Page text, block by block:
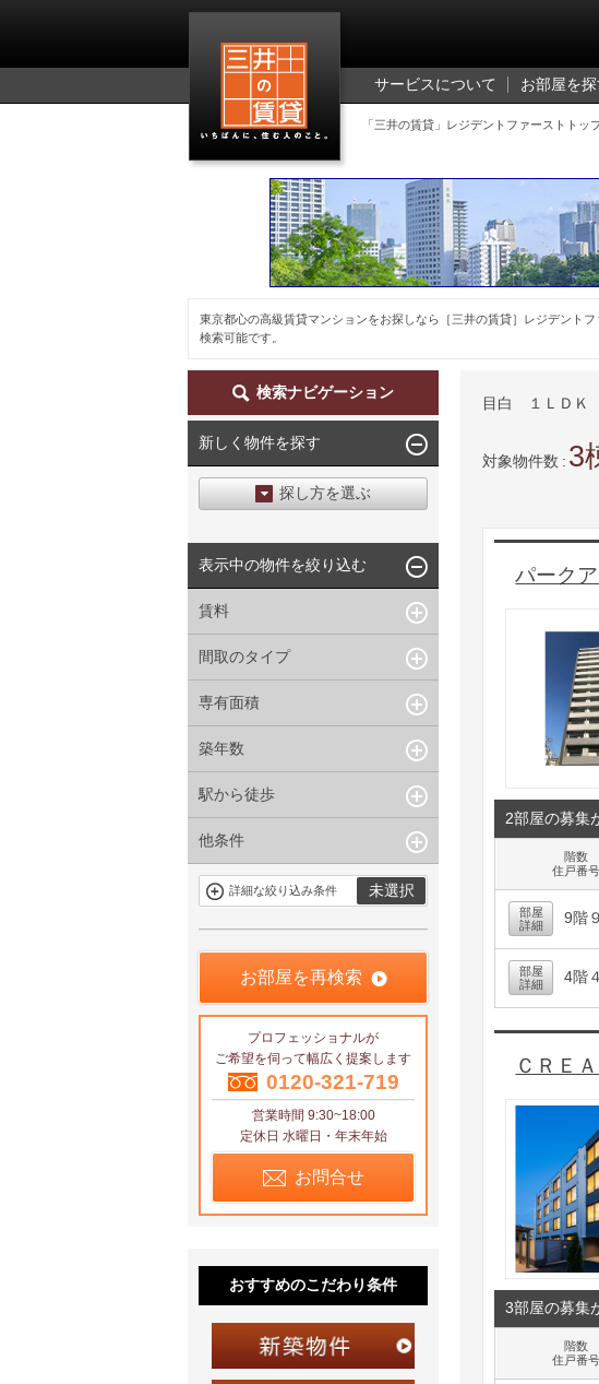
サービスについて お部屋を探
「三井の賃貸」レジデントファーストトッ
東京都心の高級賃貸マンションをお探しなら［三井の賃貸］レジデン
検索可能です。
目白 １ＬＤＫ
対象物件数 3
パーク
2部屋の募集
階数
住戸番号
部屋
詳細
9階
部屋
詳細
4階
ＣＲＥ
3部屋の募集
階数
住戸番号
検索ナビゲーション
新しく物件を探す
探し方を選ぶ
区から探す
地図から探す
沿線から探す
表示中の物件を絞り込む
賃料
下限なし
礼金なし
敷金なし
礼金１ヶ月以下
フリーレント付き
間取のタイプ
1R〜1K
1DK〜1LDK
4LDK〜
専有面積
指定なし
築年数
指定なし
5年以内
15年以内
駅から徒歩
指定なし
10分以内
15分以内
他条件
駐車場有
当社限定物件
まない
件
申込無し物件
のみ表示
詳細な絞り込み条件 未選択
お部屋を再検索
プロフェッショナルが
ご希望を伺って幅広く提案します
0120-321-719
営業時間 9:30~18:00
定休日 水曜日・年末年始
お問合せ
おすすめのこだわり条件